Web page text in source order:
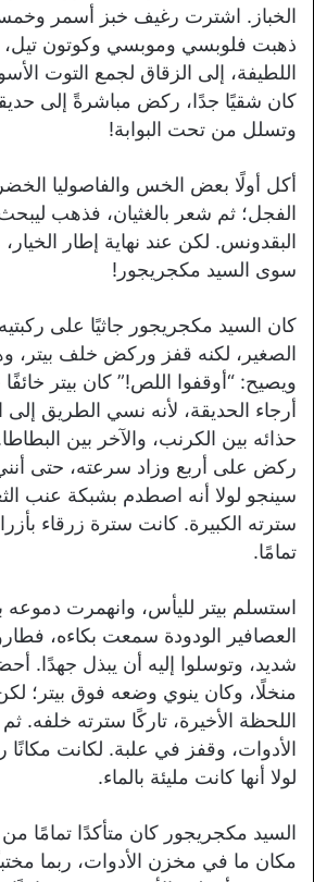
الخباز. اشترت رغيف خبز أسمر
ذهبت فلوبسي وموبسي وكوتون تيل،
اللطيفة، إلى الزقاق لجمع التوت
كان شقيًا جدًا، ركض مباشرةً إلى
وتسلل من تحت البوابة!
أكل أولًا بعض الخس والفاصوليا
الفجل؛ ثم شعر بالغثيان، فذهب
البقدونس. لكن عند نهاية إطار
سوى السيد مكجريجور!
كان السيد مكجريجور جاثيًا على
الصغير، لكنه قفز وركض خلف بيتر،
ويصيح: “أوقفوا اللص!” كان بيتر
أرجاء الحديقة، لأنه نسي الطريق إلى
حذائه بين الكرنب، والآخر بين
ركض على أربع وزاد سرعته، حتى
سينجو لولا أنه اصطدم بشبكة عنب
سترته الكبيرة. كانت سترة زرقاء
تمامًا.
استسلم بيتر لليأس، وانهمرت
العصافير الودودة سمعت بكاءه،
شديد، وتوسلوا إليه أن يبذل جهدًا.
منخلًا، وكان ينوي وضعه فوق بيتر؛
اللحظة الأخيرة، تاركًا سترته خلفه.
الأدوات، وقفز في علبة. لكانت مكانًا
لولا أنها كانت مليئة بالماء.
السيد مكجريجور كان متأكدًا تمامًا
مكان ما في مخزن الأدوات، ربما